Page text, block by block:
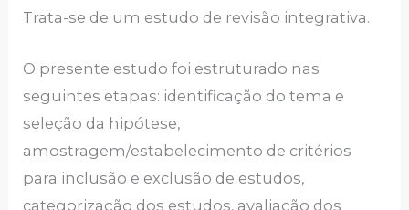
Trata-se de um estudo de revisão integrativa.
O presente estudo foi estruturado nas
seguintes etapas: identificação do tema e
seleção da hipótese,
amostragem/estabelecimento de critérios
para inclusão e exclusão de estudos,
categorização dos estudos, avaliação dos